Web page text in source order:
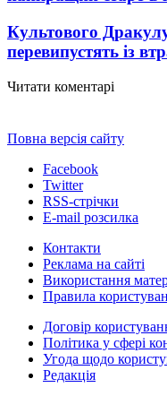
Культового
перевипустять із
Читати коментарі
Повна версія сайту
Facebook
Twitter
RSS-стрічки
E-mail розсилка
Контакти
Реклама на сайті
Використання
Правила
Договір
Політика у сфері
Угода щодо
Редакція